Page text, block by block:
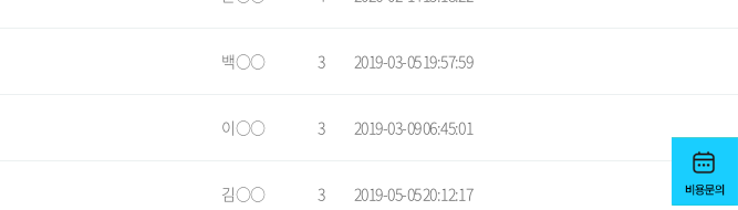
백○○ 3 2019-03-05 19:57:59
이○○ 3 2019-03-09 06:45:01
김○○ 3 2019-05-05 20:12:17